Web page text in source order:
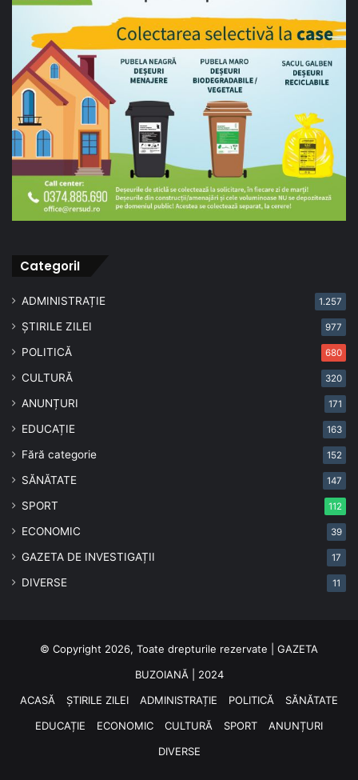
CategoriI
ADMINISTRAȚIE 1.257
ȘTIRILE ZILEI 977
POLITICĂ 680
CULTURĂ 320
ANUNȚURI 171
EDUCAȚIE 163
Fără categorie 152
SĂNĂTATE 147
SPORT 112
ECONOMIC 39
GAZETA DE INVESTIGAȚII 17
DIVERSE 11
© Copyright 2026, Toate drepturile rezervate | GAZETA
BUZOIANĂ | 2024
ACASĂ
ȘTIRILE ZILEI ADMINISTRAȚIE POLITICĂ
SĂNĂTATE
EDUCAȚIE
ECONOMIC CULTURĂ SPORT
ANUNȚURI
DIVERSE